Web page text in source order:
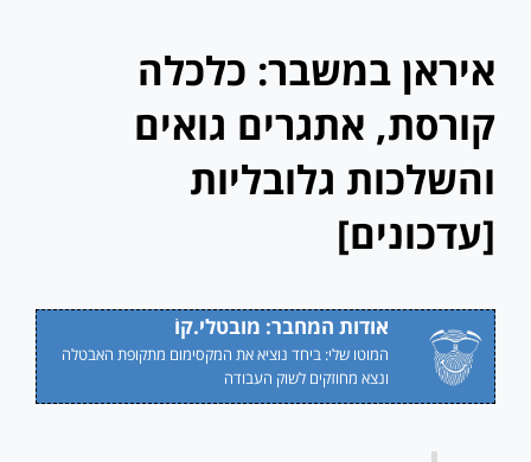
איראן במשבר: כלכלה
קורסת, אתגרים גואים
והשלכות גלובליות
[עדכונים]
אודות המחבר: מובטלי.קוֹ
המוטו שלי: ביחד נוציא את המקסימום מתקופת האבטלה
ונצא מחוזקים לשוק העבודה